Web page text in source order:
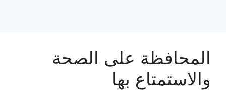
المحافظة على الصحة
والاستمتاع بها